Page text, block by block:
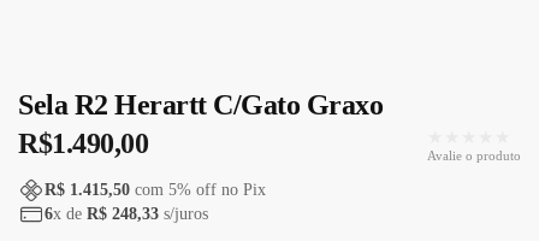
Sela R2 Herartt C/Gato Graxo
R$1.490,00 Avalie o produto
R$ 1.415,50 com 5% off no Pix
6x de R$ 248,33 s/juros